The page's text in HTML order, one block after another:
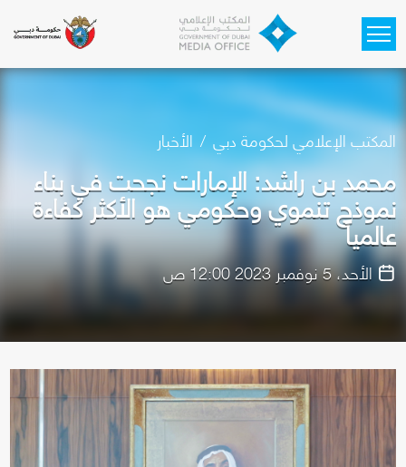
المكتب الإعلامي لحكومة دبي الأخبار
محمد بن راشد: الإمارات نجحت في بناء
نموذج تنموي وحكومي هو الأكثر كفاءة
عالمياً
الأحد، 5 نوفمبر 2023 12:00 ص